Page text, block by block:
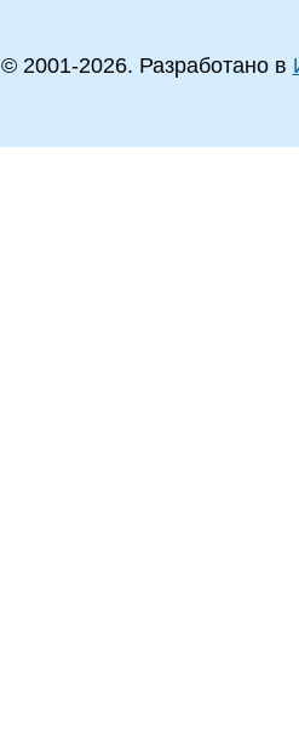
© 2001-2026. Разработано в